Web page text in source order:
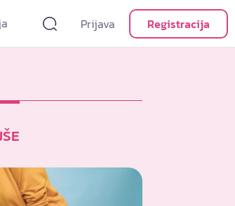
Prijava Registracija